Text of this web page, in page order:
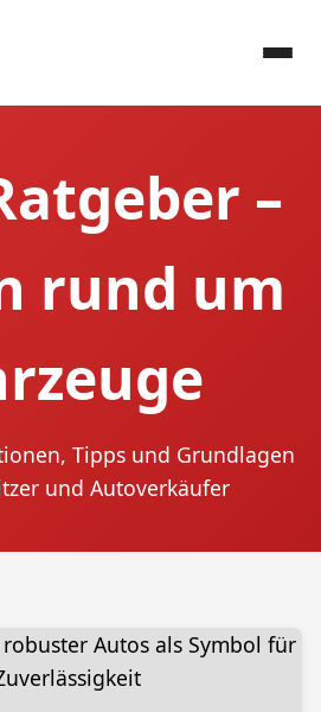
–
rund um
Tipps und Grundlagen
und Autoverkäufer